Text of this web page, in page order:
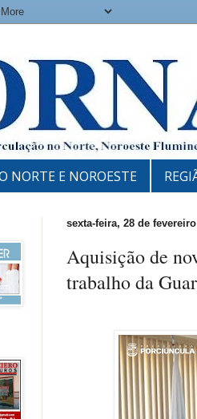
NORTE E NOROESTE
sexta-feira, 28 de
Aquisição de
trabalho da